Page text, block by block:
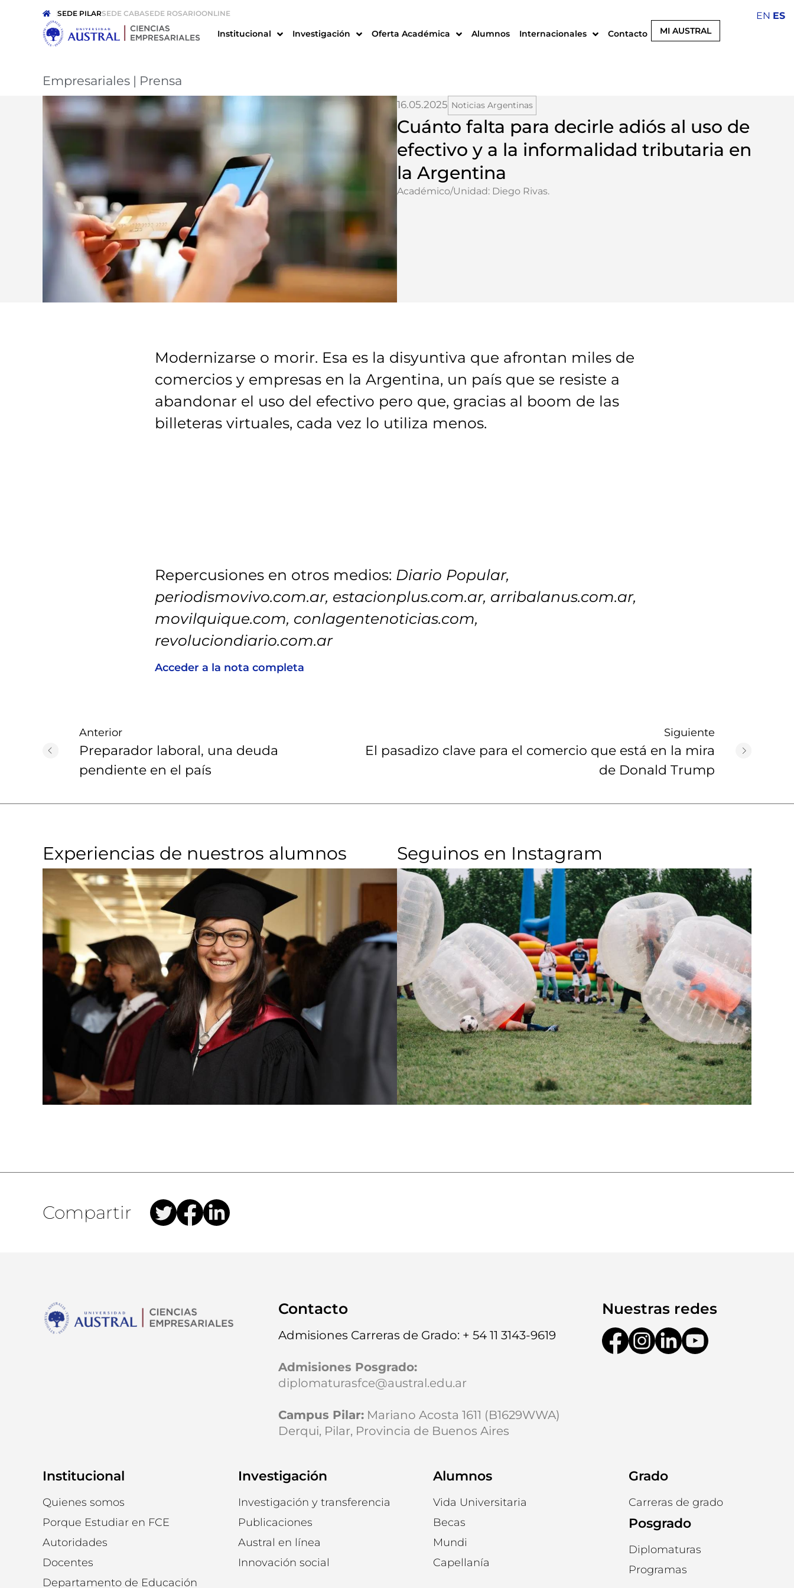
SEDE PILARSEDE CABASEDE ROSARIOONLINE
Institucional Investigación Oferta Académica Alumnos Internacionales Contacto MI AUSTRAL
Empresariales | Prensa
16.05.2025 Noticias Argentinas
Cuánto falta para decirle adiós al uso de
efectivo y a la informalidad tributaria en
la Argentina
Académico/Unidad: Diego Rivas.
Modernizarse o morir. Esa es la disyuntiva que afrontan miles de
comercios y empresas en la Argentina, un país que se resiste a
abandonar el uso del efectivo pero que, gracias al boom de las
billeteras virtuales, cada vez lo utiliza menos.
Repercusiones en otros medios: Diario Popular,
periodismovivo.com.ar, estacionplus.com.ar, arribalanus.com.ar,
movilquique.com, conlagentenoticias.com,
revoluciondiario.com.ar
Acceder a la nota completa
Anterior
Preparador laboral, una deuda
pendiente en el país
Siguiente
El pasadizo clave para el comercio que está en la mira
de Donald Trump
Experiencias de nuestros alumnos​ Seguinos en Instagram
Compartir
Contacto
Admisiones Carreras de Grado: + 54 11 3143-9619
Admisiones Posgrado:
diplomaturasfce@austral.edu.ar
Campus Pilar:Mariano Acosta 1611 (B1629WWA)
Derqui, Pilar, Provincia de Buenos Aires
Nuestras redes
Institucional
Quienes somos
Porque Estudiar en FCE
Autoridades
Docentes
Departamento de Educación
Investigación
Investigación y transferencia
Publicaciones
Austral en línea
Innovación social
Alumnos
Vida Universitaria
Becas
Mundi
Capellanía
Grado
Carreras de grado
Posgrado
Diplomaturas
Programas
EN ES